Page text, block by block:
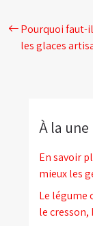
Pourquoi faut-
les glaces
À la une
En savoir
mieux les
Le légume
le